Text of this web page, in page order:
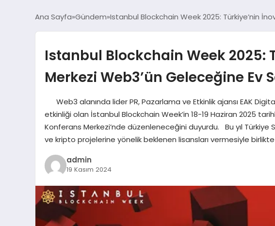
Ana Sayfa Gündem Istanbul Blockchain Week 2025: Türkiye’nin
Istanbul Blockchain Week 2025:
Merkezi Web3’ün Geleceğine Ev
Web3 alanında lider PR, Pazarlama ve Etkinlik ajansı EAK
etkinliği olan İstanbul Blockchain Week’in 18-19 Haziran 2025
Konferans Merkezi’nde düzenleneceğini duyurdu. Bu yıl Türkiye
ve kripto projelerine yönelik beklenen lisansları vermesiyle
admin
19 Kasım 2024